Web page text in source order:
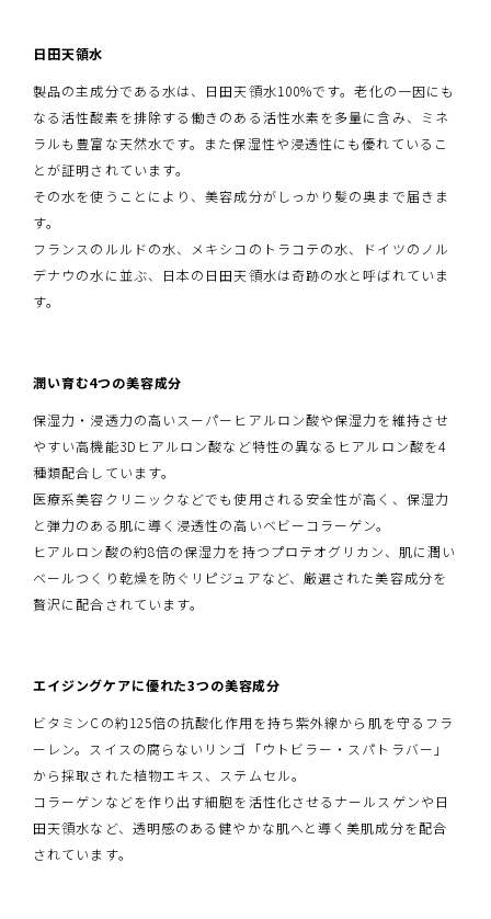
日田天領水
製品の主成分である水は、日田天領水100%です。老化の一因にも
なる活性酸素を排除する働きのある活性水素を多量に含み、ミネ
ラルも豊富な天然水です。また保湿性や浸透性にも優れているこ
とが証明されています。
その水を使うことにより、美容成分がしっかり髪の奥まで届きま
す。
フランスのルルドの水、メキシコのトラコテの水、ドイツのノル
デナウの水に並ぶ、日本の日田天領水は奇跡の水と呼ばれていま
す。
潤い育む4つの美容成分
保湿力・浸透力の高いスーパーヒアルロン酸や保湿力を維持させ
やすい高機能3Dヒアルロン酸など特性の異なるヒアルロン酸を4
種類配合しています。
医療系美容クリニックなどでも使用される安全性が高く、保湿力
と弾力のある肌に導く浸透性の高いベビーコラーゲン。
ヒアルロン酸の約8倍の保湿力を持つプロテオグリカン、肌に潤い
ベールつくり乾燥を防ぐリピジュアなど、厳選された美容成分を
贅沢に配合されています。
エイジングケアに優れた3つの美容成分
ビタミンCの約125倍の抗酸化作用を持ち紫外線から肌を守るフラ
ーレン。スイスの腐らないリンゴ「ウトビラー・スパトラバー」
から採取された植物エキス、ステムセル。
コラーゲンなどを作り出す細胞を活性化させるナールスゲンや日
田天領水など、透明感のある健やかな肌へと導く美肌成分を配合
されています。